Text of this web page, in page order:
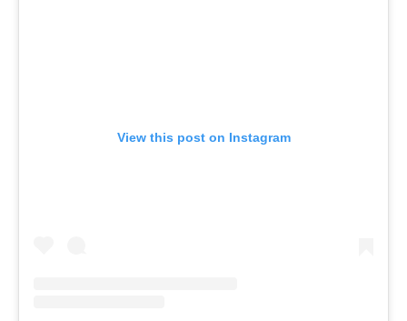
View this post on Instagram